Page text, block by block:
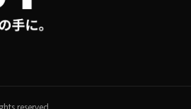
reserved.